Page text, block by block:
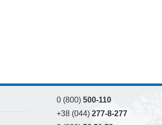
0 (800) 500-110
+38 (044) 277-8-277